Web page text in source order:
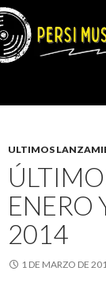
ULTIMOS
ENERO
2014
1 DE MARZO DE